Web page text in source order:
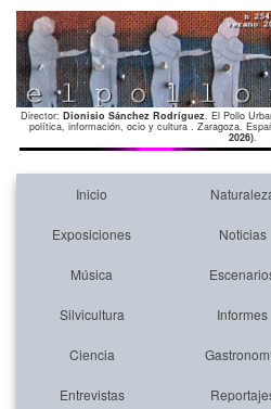
Director: Dionisio Sánchez Rodríguez. El Pollo
política, información, ocio y cultura . Zaragoza.
2026).
Inicio
Exposiciones Noticias
Música
Silvicultura Informes
Ciencia
Entrevistas